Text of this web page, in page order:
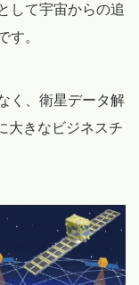
して宇宙からの追
す。
く、衛星データ解
大きなビジネスチ